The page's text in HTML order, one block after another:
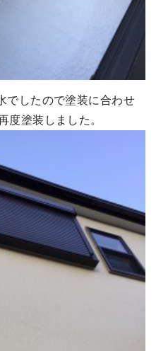
でしたので塗装に合わせ
度塗装しました。